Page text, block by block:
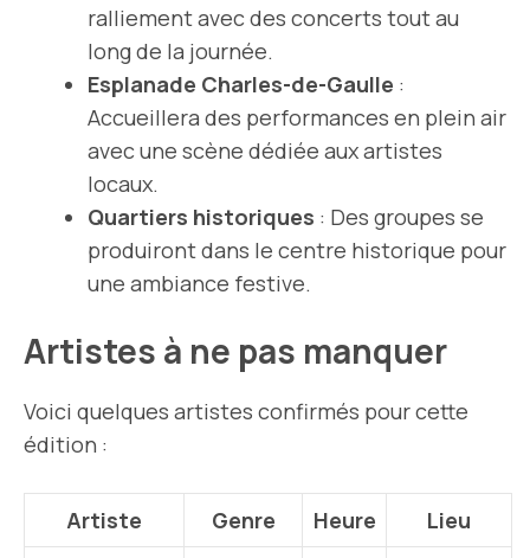
ralliement avec des concerts tout au
long de la journée.
Esplanade Charles-de-Gaulle :
Accueillera des performances en plein air
avec une scène dédiée aux artistes
locaux.
Quartiers historiques : Des groupes se
produiront dans le centre historique pour
une ambiance festive.
Artistes à ne pas manquer
Voici quelques artistes confirmés pour cette
édition :
Artiste Genre Heure Lieu